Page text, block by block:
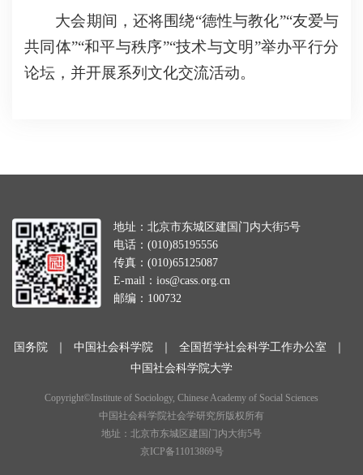
大会期间，还将围绕“德性与教化”“友爱与
共同体”“和平与秩序”“技术与文明”举办平行分
论坛，并开展系列文化交流活动。
地址：北京市东城区建国门内大街5号
电话：(010)85195556
传真：(010)65125087
E-mail：ios@cass.org.cn
邮编：100732
国务院 ｜ 中国社会科学院 ｜ 全国哲学社会科学工作办公室
｜
中国社会科学院大学
Copyright©Institute of Sociology, Chinese Academy of Social Sciences
中国社会科学院社会学研究所版权所有
地址：北京市东城区建国门内大街5号
京ICP备11013869号